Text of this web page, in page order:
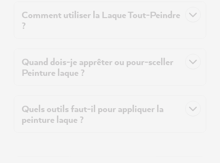
Comment utiliser la Laque Tout-Peindre
?
Quand dois-je apprêter ou pour-sceller
Peinture laque ?
Quels outils faut-il pour appliquer la
peinture laque ?